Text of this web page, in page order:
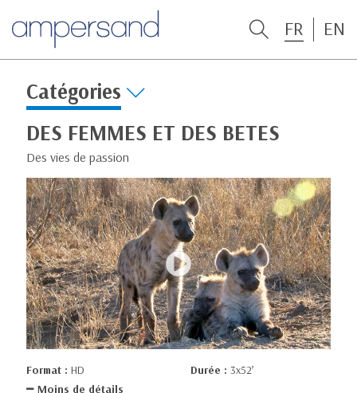
FR EN
Catégories
DES FEMMES ET DES BETES
Des vies de passion
Format : HD Durée : 3x52’
Moins de détails